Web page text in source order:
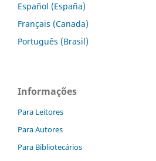
Español (España)
Français (Canada)
Português (Brasil)
Informações
Para Leitores
Para Autores
Para Bibliotecários